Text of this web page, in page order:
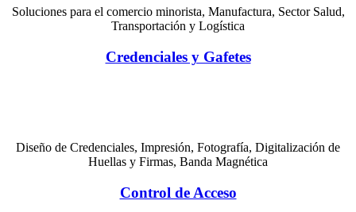
Soluciones para el comercio minorista, Manufactura, Sector Salud,
Transportación y Logística
Credenciales y Gafetes
Diseño de Credenciales, Impresión, Fotografía, Digitalización de
Huellas y Firmas, Banda Magnética
Control de Acceso